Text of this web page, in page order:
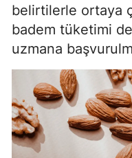
belirtilerle ortaya
badem tüketimi
uzmana